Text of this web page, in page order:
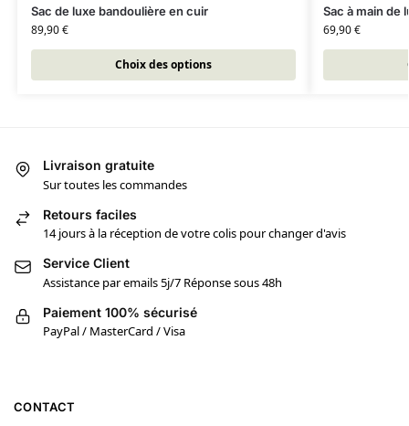
Sac de luxe bandoulière en cuir
89,90€
Choix des options
Sac à main de
69,90€
Livraison gratuite
Sur toutes les commandes
Retours faciles
14 jours à la réception de votre colis pour changer d'avis
Service Client
Assistance par emails 5j/7 Réponse sous 48h
Paiement 100% sécurisé
PayPal / MasterCard / Visa
CONTACT